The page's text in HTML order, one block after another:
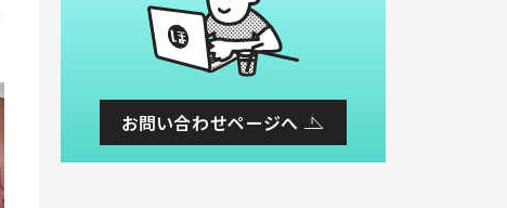
お問い合わせページへ